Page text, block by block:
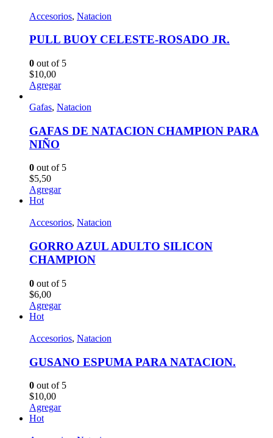
Accesorios, Natacion
PULL BUOY CELESTE-ROSADO JR.
0 out of 5
$10,00
Agregar
Gafas, Natacion
GAFAS DE NATACION CHAMPION PARA
NIÑO
0 out of 5
$5,50
Agregar
Hot
Accesorios, Natacion
GORRO AZUL ADULTO SILICON
CHAMPION
0 out of 5
$6,00
Agregar
Hot
Accesorios, Natacion
GUSANO ESPUMA PARA NATACION.
0 out of 5
$10,00
Agregar
Hot